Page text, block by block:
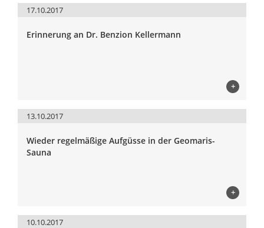
17.10.2017
Erinnerung an Dr. Benzion Kellermann
+
13.10.2017
Wieder regelmäßige Aufgüsse in der Geomaris-
Sauna
+
10.10.2017